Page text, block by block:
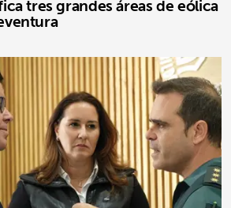
tres grandes áreas de eólica